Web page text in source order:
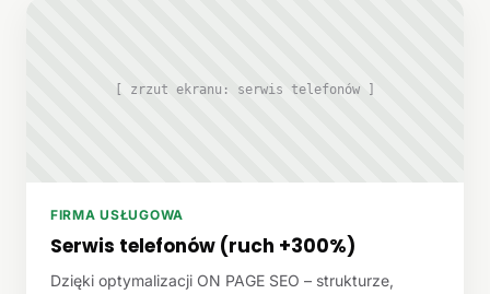
[ zrzut ekranu: serwis telefonów ]
FIRMA USŁUGOWA
Serwis telefonów (ruch +300%)
Dzięki optymalizacji ON PAGE SEO – strukturze,